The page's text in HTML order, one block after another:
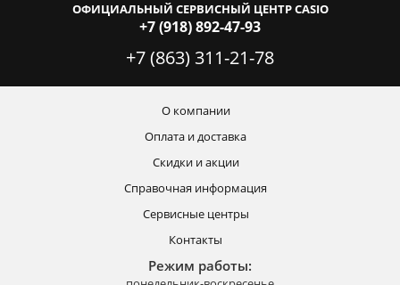
ОФИЦИАЛЬНЫЙ СЕРВИСНЫЙ ЦЕНТР CASIO
+7 (918) 892-47-93
+7 (863) 311-21-78
О компании
Оплата и доставка
Скидки и акции
Справочная информация
Сервисные центры
Контакты
Режим работы: